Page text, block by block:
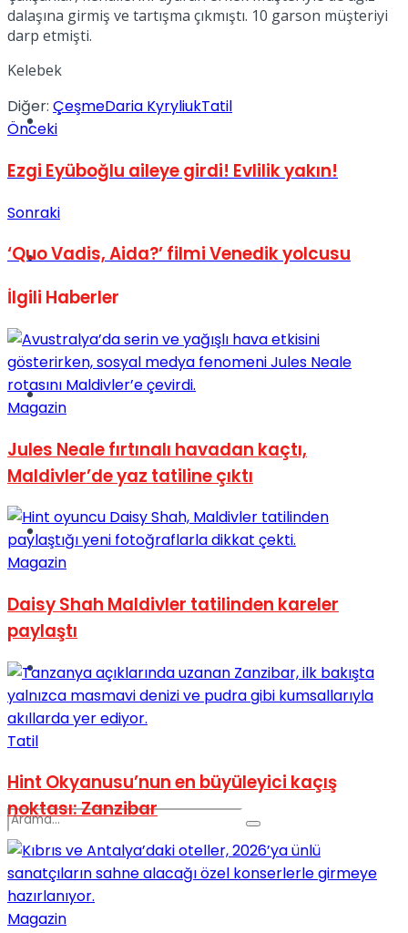
Müzik
Sinema
Tatil
Spor
Podcast
View All Result
dalaşına girmiş ve tartışma çıkmıştı. 10 garson müşteriyi
darp etmişti.
Kelebek
Diğer: ÇeşmeDaria KyryliukTatil
Önceki
Ezgi Eyüboğlu aileye girdi! Evlilik yakın!
Sonraki
‘Quo Vadis, Aida?’ filmi Venedik yolcusu
İlgili Haberler
Magazin
Jules Neale fırtınalı havadan kaçtı,
Maldivler’de yaz tatiline çıktı
Magazin
Daisy Shah Maldivler tatilinden kareler
paylaştı
Tatil
Hint Okyanusu’nun en büyüleyici kaçış
noktası: Zanzibar
Magazin